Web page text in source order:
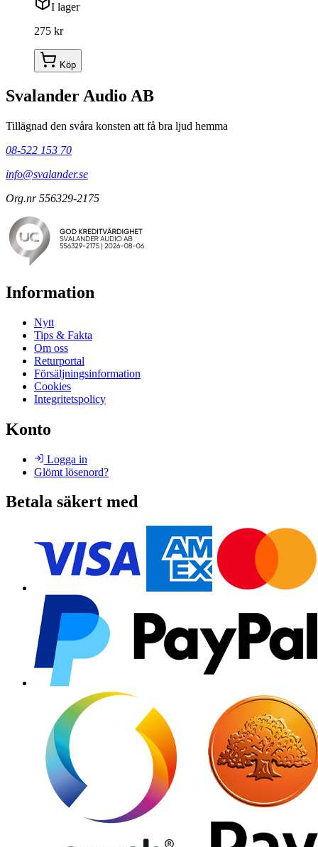
I lager
275 kr
Köp
Svalander Audio AB
Tillägnad den svåra konsten att få bra ljud hemma
08-522 153 70
info@svalander.se
Org.nr 556329-2175
Information
Nytt
Tips & Fakta
Om oss
Returportal
Försäljningsinformation
Cookies
Integritetspolicy
Konto
Logga in
Glömt lösenord?
Betala säkert med